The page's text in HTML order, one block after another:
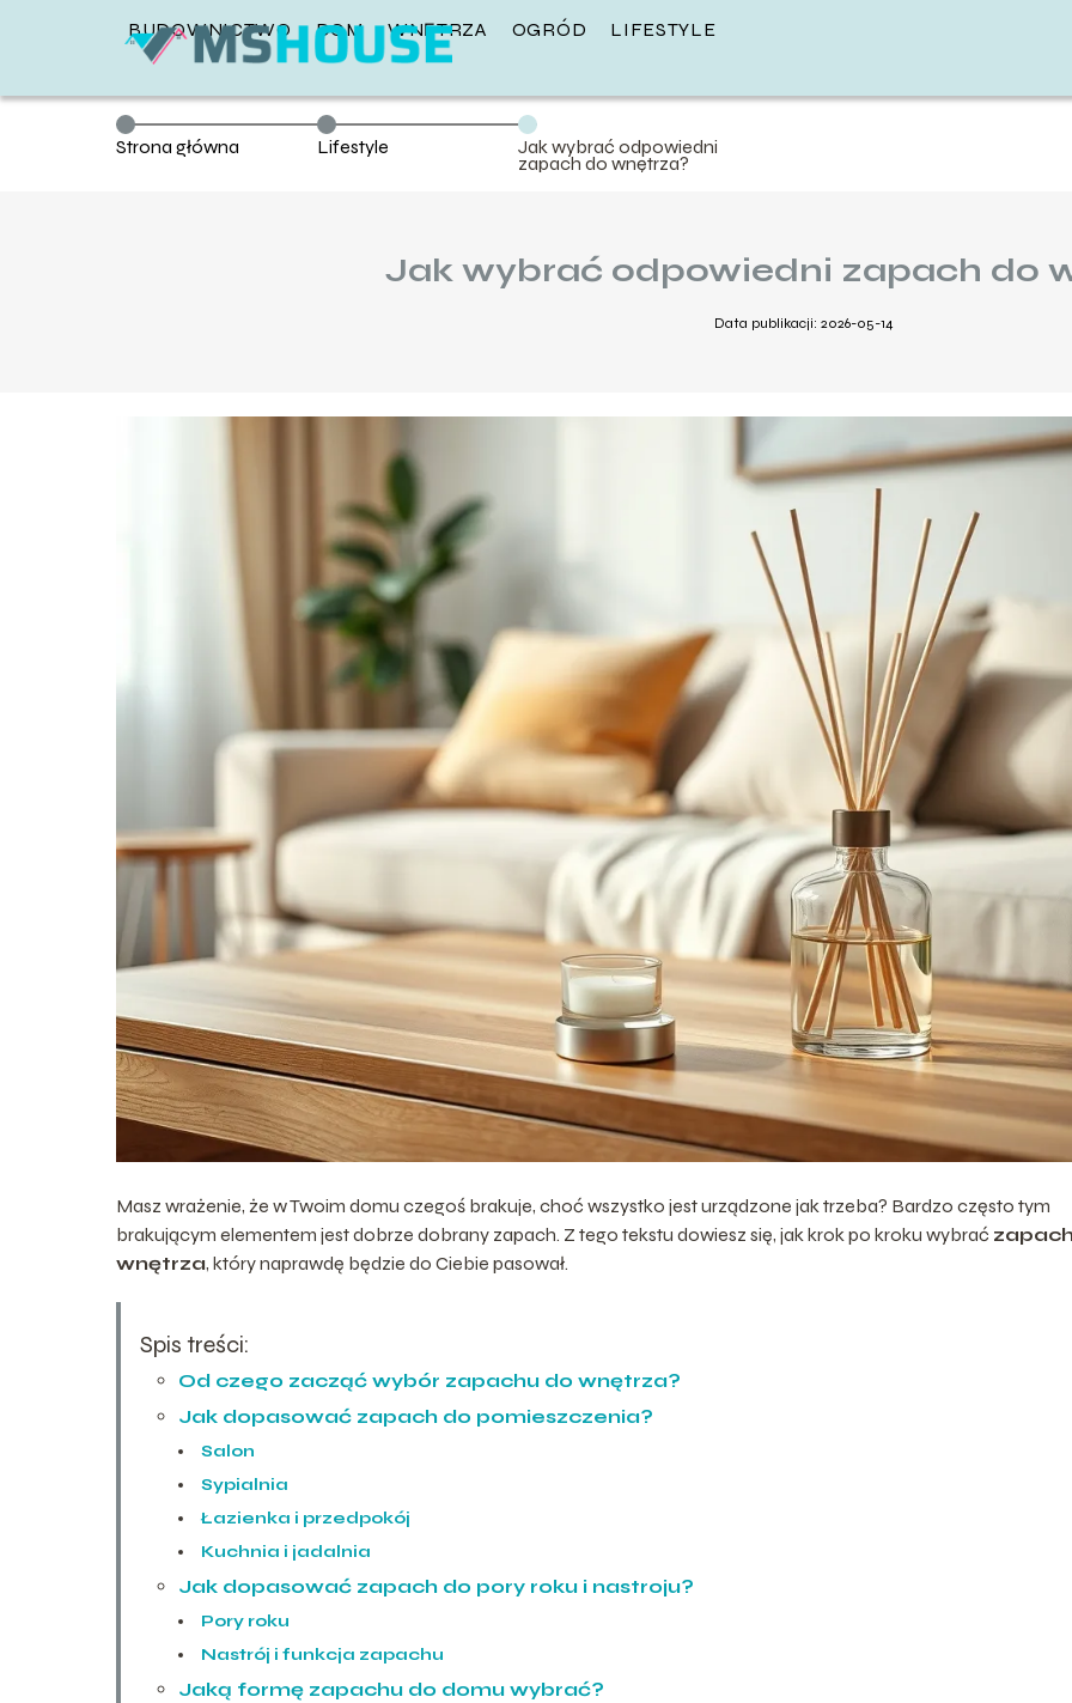
BUDOWNICTWO DOM WNĘTRZA OGRÓD LIFESTYLE
Strona główna Lifestyle Jak wybrać odpowiedni
zapach do wnętrza?
Jak wybrać odpowiedni zapach do
Data publikacji: 2026-05-14
Masz wrażenie, że w Twoim domu czegoś brakuje, choć wszystko jest urządzone jak trzeba? Bardzo często tym
brakującym elementem jest dobrze dobrany zapach. Z tego tekstu dowiesz się, jak krok po kroku wybrać
wnętrza, który naprawdę będzie do Ciebie pasował.
Spis treści:
Od czego zacząć wybór zapachu do wnętrza?
Jak dopasować zapach do pomieszczenia?
Salon
Sypialnia
Łazienka i przedpokój
Kuchnia i jadalnia
Jak dopasować zapach do pory roku i nastroju?
Pory roku
Nastrój i funkcja zapachu
Jaką formę zapachu do domu wybrać?